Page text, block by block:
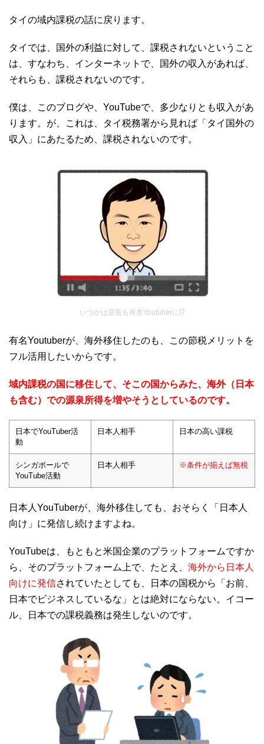
タイの域内課税の話に戻ります。
タイでは、国外の利益に対して、課税されないということ
は、すなわち、インターネットで、国外の収入があれば、
それらも、課税されないのです。
僕は、このブログや、YouTubeで、多少なりとも収入があ
ります。が、これは、タイ税務署から見れば「タイ国外の
収入」にあたるため、課税されないのです。
いつかは室長も有名Youtuberに!?
有名Youtuberが、海外移住したのも、この節税メリットを
フル活用したいからです。
域内課税の国に移住して、そこの国からみた、海外（日本
も含む）での源泉所得を増やそうとしているのです。
日本でYouTuber活
動
日本人相手 日本の高い課税
シンガポールで
YouTube活動
日本人相手 ※条件が揃えば無税
日本人YouTuberが、海外移住しても、おそらく「日本人
向け」に発信し続けますよね。
YouTubeは、もともと米国企業のプラットフォームですか
ら、そのプラットフォーム上で、たとえ、 海外から日本人
向けに発信されていたとしても、日本の国税から「お前、
日本でビジネスしているな」とは絶対にならない。イコー
ル、日本での課税義務は発生しないのです。